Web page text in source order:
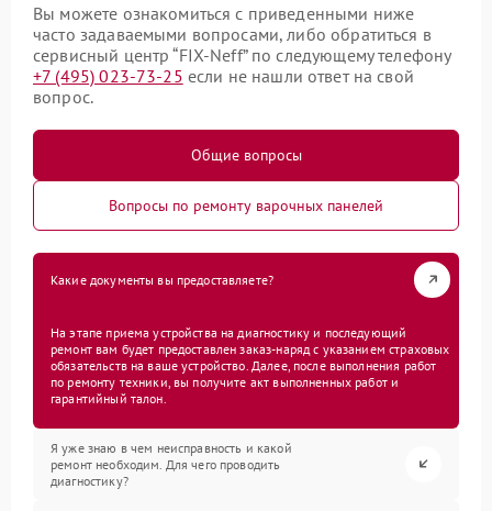
Вы можете ознакомиться с приведенными ниже
часто задаваемыми вопросами, либо обратиться в
сервисный центр “FIX-Neff” по следующему телефону
+7 (495) 023-73-25 если не нашли ответ на свой
вопрос.
Общие вопросы
Вопросы по ремонту варочных панелей
Какие документы вы предоставляете?
На этапе приема устройства на диагностику и последующий
ремонт вам будет предоставлен заказ-наряд с указанием страховых
обязательств на ваше устройство. Далее, после выполнения работ
по ремонту техники, вы получите акт выполненных работ и
гарантийный талон.
Я уже знаю в чем неисправность и какой
ремонт необходим. Для чего проводить
диагностику?